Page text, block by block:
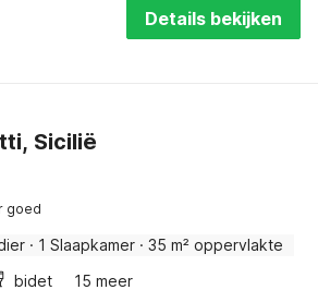
Details bekijken
Sicilië
goed
· 1 Slaapkamer · 35 m² oppervlakte
bidet 15 meer